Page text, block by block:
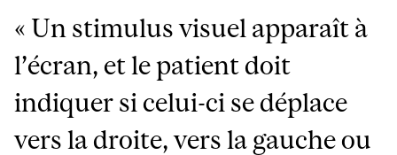
« Un stimulus visuel apparaît à
l’écran, et le patient doit
indiquer si celui-ci se déplace
vers la droite, vers la gauche ou